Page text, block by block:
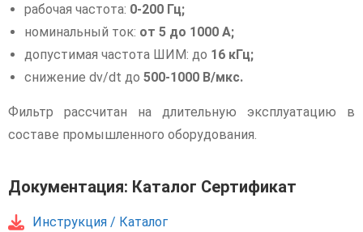
рабочая частота: 0-200 Гц;
номинальный ток: от 5 до 1000 А;
допустимая частота ШИМ: до 16 кГц;
снижение dv/dt до 500-1000 В/мкс.
Фильтр рассчитан на длительную эксплуатацию в
составе промышленного оборудования.
Документация: Каталог Сертификат
Инструкция / Каталог